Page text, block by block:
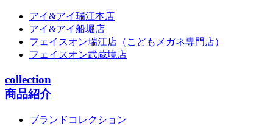
アイ&アイ瑞江本店
アイ&アイ船堀店
フェイスオン瑞江店 （こどもメガネ専門店）
フェイスオン武蔵境店
collection
商品紹介
ブランドコレクション